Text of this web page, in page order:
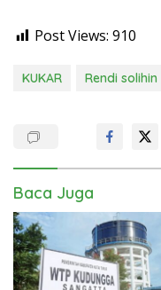
Post Views: 910
KUKAR Rendi solihin
Baca Juga